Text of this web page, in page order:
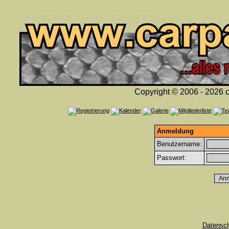
Copyright © 2006 - 2026
Anmeldung
Benutzername:
Passwort: